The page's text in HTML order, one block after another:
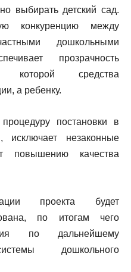
выбирать детский сад.
конкуренцию между
дошкольными
прозрачность
которой средства
а ребенку.
постановки в
незаконные
повышению качества
проекта будет
по итогам чего
по дальнейшему
дошкольного